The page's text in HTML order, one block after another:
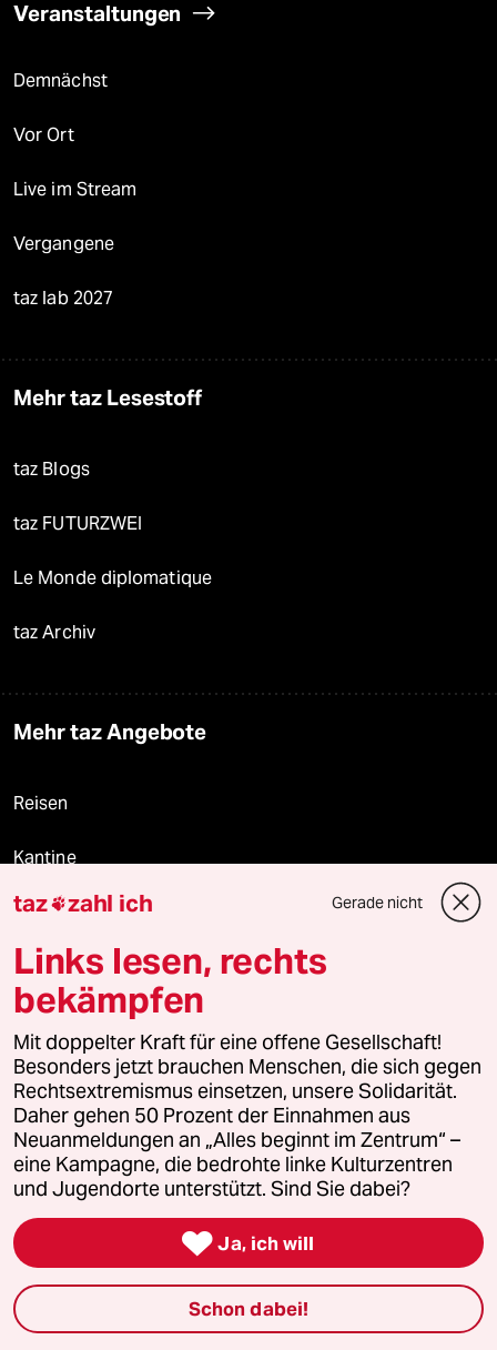
Veranstaltungen
Demnächst
Vor Ort
Live im Stream
Vergangene
taz lab 2027
Mehr taz Lesestoff
taz Blogs
taz FUTURZWEI
Le Monde diplomatique
taz Archiv
Mehr taz Angebote
Reisen
Kantine
Shop
Anzeigen
Fragen & Hilfe
Feedback
Aboservice
ePaper Login
Downloads für Abonnierende
taz zahl ich Gerade nicht
Links lesen, rechts
bekämpfen
Mit doppelter Kraft für eine offene Gesellschaft!
Besonders jetzt brauchen Menschen, die sich gegen
Rechtsextremismus einsetzen, unsere Solidarität.
Daher gehen 50 Prozent der Einnahmen aus
Neuanmeldungen an „Alles beginnt im Zentrum“ –
eine Kampagne, die bedrohte linke Kulturzentren
und Jugendorte unterstützt. Sind Sie dabei?
 Ja, ich will
Schon dabei!